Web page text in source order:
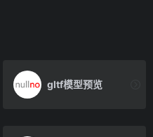
gltf模型预览